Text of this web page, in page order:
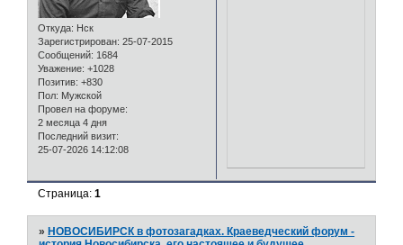
Откуда: Нск
Зарегистрирован: 25-07-2015
Сообщений: 1684
Уважение: +1028
Позитив: +830
Пол: Мужской
Провел на форуме:
2 месяца 4 дня
Последний визит:
25-07-2026 14:12:08
Страница:1
»НОВОСИБИРСК в фотозагадках. Краеведческий форум -